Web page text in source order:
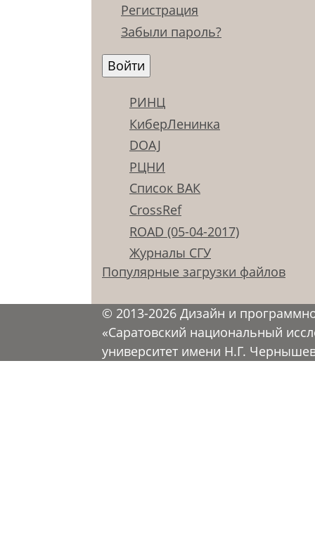
Регистрация
Забыли пароль?
РИНЦ
КиберЛенинка
DOAJ
РЦНИ
Список ВАК
CrossRef
ROAD (05-04-2017)
Журналы СГУ
Популярные загрузки файлов
© 2013-2026 Дизайн и
«Саратовский национальный
университет имени Н.Г.